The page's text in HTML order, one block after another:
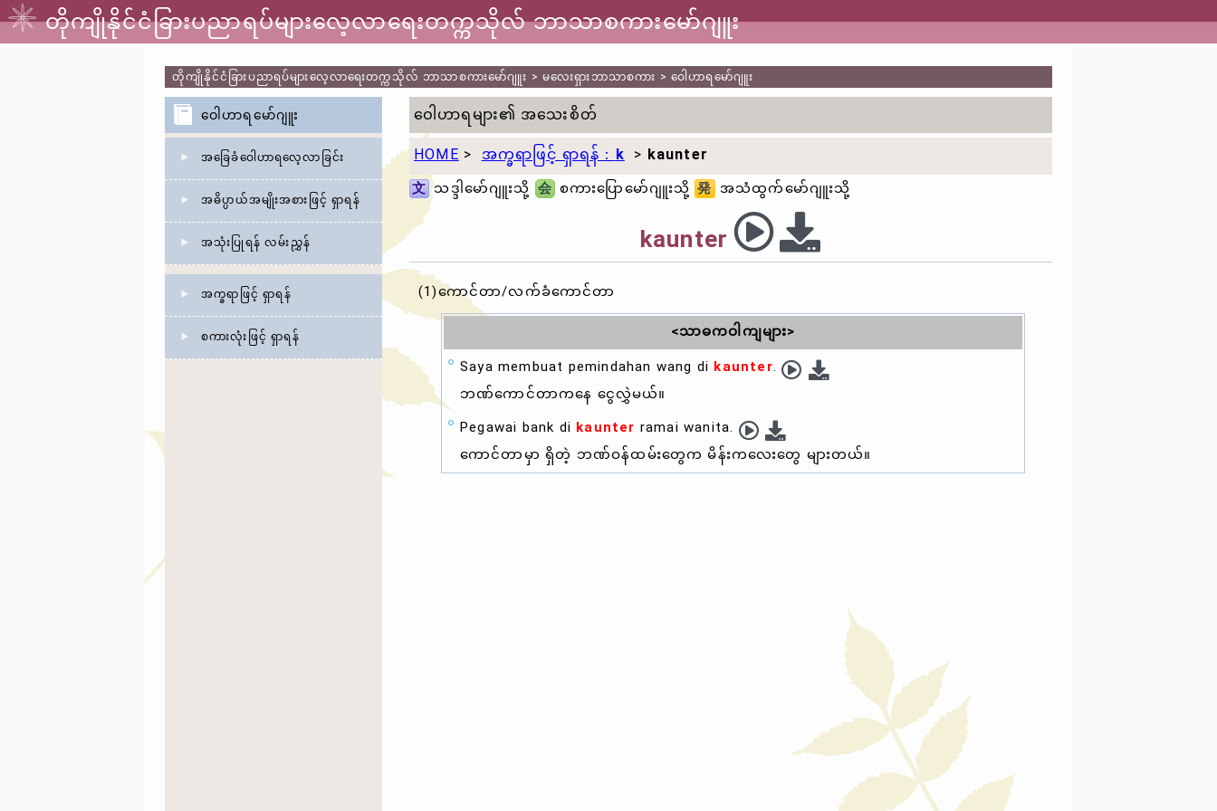
တိုကျိုနိုင်ငံခြားပညာရပ်များလေ့လာရေးတက္ကသိုလ် ဘာသာစကားမော်ဂျူး
တိုကျိုနိုင်ငံခြားပညာရပ်များလေ့လာရေးတက္ကသိုလ် ဘာသာစကားမော်ဂျူး >မလေးရှားဘာသာစကား >ဝေါဟာရမော်ဂျူး
ဝေါဟာရမော်ဂျူး
အခြေခံဝေါဟာရလေ့လာခြင်း
အဓိပ္ပာယ်အမျိုးအစားဖြင့် ရှာရန်
အသုံးပြုရန် လမ်းညွှန်
အက္ခရာဖြင့် ရှာရန်
စကားလုံးဖြင့် ရှာရန်
ဝေါဟာရများ၏ အသေးစိတ်
HOME > အက္ခရာဖြင့် ရှာရန်： k > kaunter
文 သဒ္ဒါမော်ဂျူးသို့ 会စကားပြောမော်ဂျူးသို့ 発 အသံထွက်မော်ဂျူးသို့
kaunter
(1)ကောင်တာ/လက်ခံကောင်တာ
<သာဓကဝါကျများ>
Saya membuat pemindahan wang di kaunter.
ဘဏ်ကောင်တာကနေ ငွေလွှဲမယ်။
Pegawai bank di kaunter ramai wanita.
ကောင်တာမှာ ရှိတဲ့ ဘဏ်ဝန်ထမ်းတွေက မိန်းကလေးတွေ များတယ်။